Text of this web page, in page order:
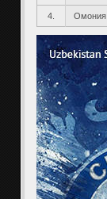
4. Омония